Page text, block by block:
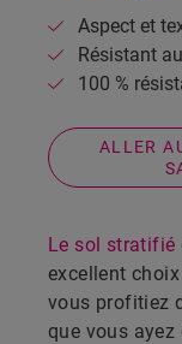
Aspect et
Résistant
100 %
ALLER
Le sol stratifié
excellent
vous profitiez
que vous